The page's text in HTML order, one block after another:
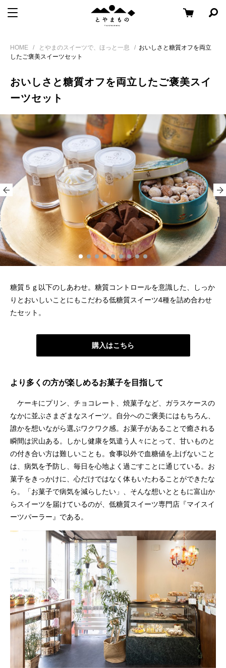
ニ
ー
へ
動
ン
ン
ツ
移
と
や
も
検
content
HOME とやまのスイーツで、ほっと一息
おいしさと糖質オフを両立
したご褒美スイーツセット
おいしさと糖質オフを両立したご褒美スイ
ーツセット
糖質５ｇ以下のしあわせ。糖質コントロールを意識した、しっか
りとおいしいことにもこだわる低糖質スイーツ4種を詰め合わせ
たセット。
購入はこちら
より多くの方が楽しめるお菓子を目指して
ケーキにプリン、チョコレート、焼菓子など、ガラスケースの
なかに並ぶさまざまなスイーツ。自分へのご褒美にはもちろん、
誰かを想いながら選ぶワクワク感。お菓子があることで癒される
瞬間は沢山ある。しかし健康を気遣う人々にとって、甘いものと
の付き合い方は難しいことも。食事以外で血糖値を上げないこと
は、病気を予防し、毎日を心地よく過ごすことに通じている。お
菓子をきっかけに、心だけではなく体もいたわることができたな
ら。「お菓子で病気を減らしたい」、そんな想いとともに富山か
らスイーツを届けているのが、低糖質スイーツ専門店『マイスイ
ーツパーラー』である。